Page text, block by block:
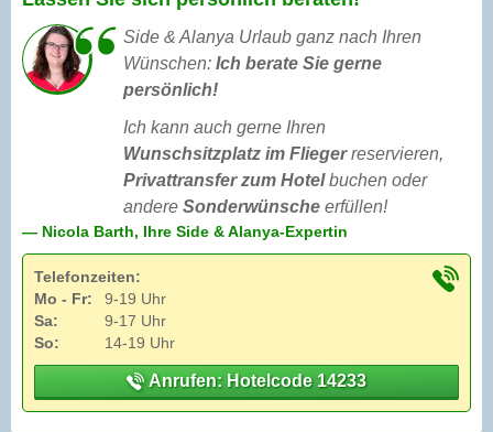
Side & Alanya Urlaub ganz nach Ihren
Wünschen: Ich berate Sie gerne
persönlich!
Ich kann auch gerne Ihren
Wunschsitzplatz im Fliegerreservieren,
Privattransfer zum Hotelbuchen oder
andere Sonderwünsche erfüllen!
— Nicola Barth, Ihre Side & Alanya-Expertin
Telefonzeiten:
Mo - Fr:
9-19 Uhr
Sa:
9-17 Uhr
So:
14-19 Uhr
Anrufen: Hotelcode 14233